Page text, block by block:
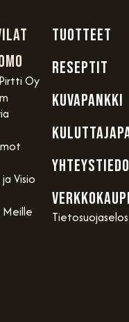
Oy
Visio
Meille
TUOTTEET
RESEPTIT
KUVAPANKKI